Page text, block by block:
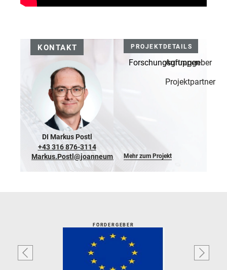
KONTAKT
DI Markus Postl
+43 316 876-3114
Markus.Postl@joanneum.at
PROJEKTDETAILS
Forschungsgruppen
Auftraggeber
Projektpartner
Mehr zum Projekt
FÖRDERGEBER